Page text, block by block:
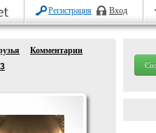
Регистрация Вход
Комментарии